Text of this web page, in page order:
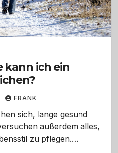
kann ich ein
FRANK
sich, lange gesund
außerdem alles,
zu pflegen.…